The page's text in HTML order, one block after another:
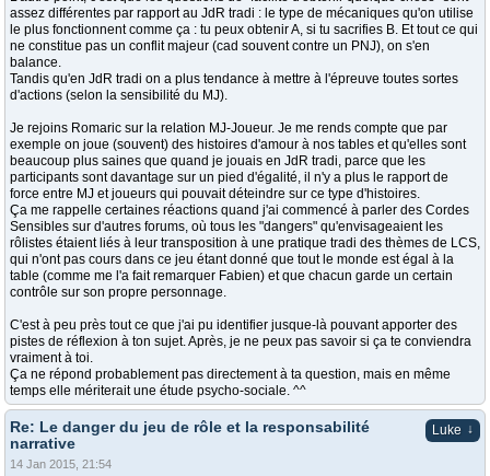
assez différentes par rapport au JdR tradi : le type de mécaniques qu'on utilise
le plus fonctionnent comme ça : tu peux obtenir A, si tu sacrifies B. Et tout ce qui
ne constitue pas un conflit majeur (cad souvent contre un PNJ), on s'en
balance.
Tandis qu'en JdR tradi on a plus tendance à mettre à l'épreuve toutes sortes
d'actions (selon la sensibilité du MJ).
Je rejoins Romaric sur la relation MJ-Joueur. Je me rends compte que par
exemple on joue (souvent) des histoires d'amour à nos tables et qu'elles sont
beaucoup plus saines que quand je jouais en JdR tradi, parce que les
participants sont davantage sur un pied d'égalité, il n'y a plus le rapport de
force entre MJ et joueurs qui pouvait déteindre sur ce type d'histoires.
Ça me rappelle certaines réactions quand j'ai commencé à parler des Cordes
Sensibles sur d'autres forums, où tous les "dangers" qu'envisageaient les
rôlistes étaient liés à leur transposition à une pratique tradi des thèmes de LCS,
qui n'ont pas cours dans ce jeu étant donné que tout le monde est égal à la
table (comme me l'a fait remarquer Fabien) et que chacun garde un certain
contrôle sur son propre personnage.
C'est à peu près tout ce que j'ai pu identifier jusque-là pouvant apporter des
pistes de réflexion à ton sujet. Après, je ne peux pas savoir si ça te conviendra
vraiment à toi.
Ça ne répond probablement pas directement à ta question, mais en même
temps elle mériterait une étude psycho-sociale. ^^
Luke ↓
Re: Le danger du jeu de rôle et la responsabilité
narrative
14 Jan 2015, 21:54